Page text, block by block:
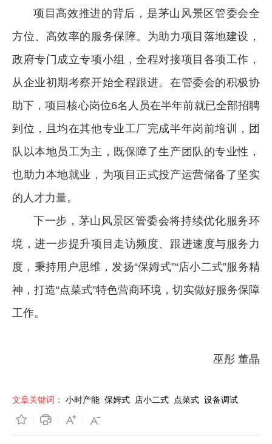
项目高效推进的背后，是茅山风景区管委会全
方位、高效率的服务保障。为助力项目落地建设，
政府专门成立专项小组，全程对接项目各项工作，
从企业初期考察开始全程跟进。在管委会的积极协
助下，项目核心岗位6名人员在半年前就已全部招聘
到位，且均在其他专业工厂完成半年岗前培训，团
队以本地员工为主，既保障了生产团队的专业性，
也助力本地就业，为项目正式投产运营储备了坚实
的人才力量。
下一步，茅山风景区管委会将持续优化服务环
境，进一步提升项目走访频度、跟进速度与服务力
度，秉持用户思维，发扬“保姆式”“店小二式”服务精
神，打造“点菜式”特色营商环境，切实做好服务保障
工作。
巫彤 董晶
文章关键词： 小时产能 保姆式 店小二式 点菜式 设备调试